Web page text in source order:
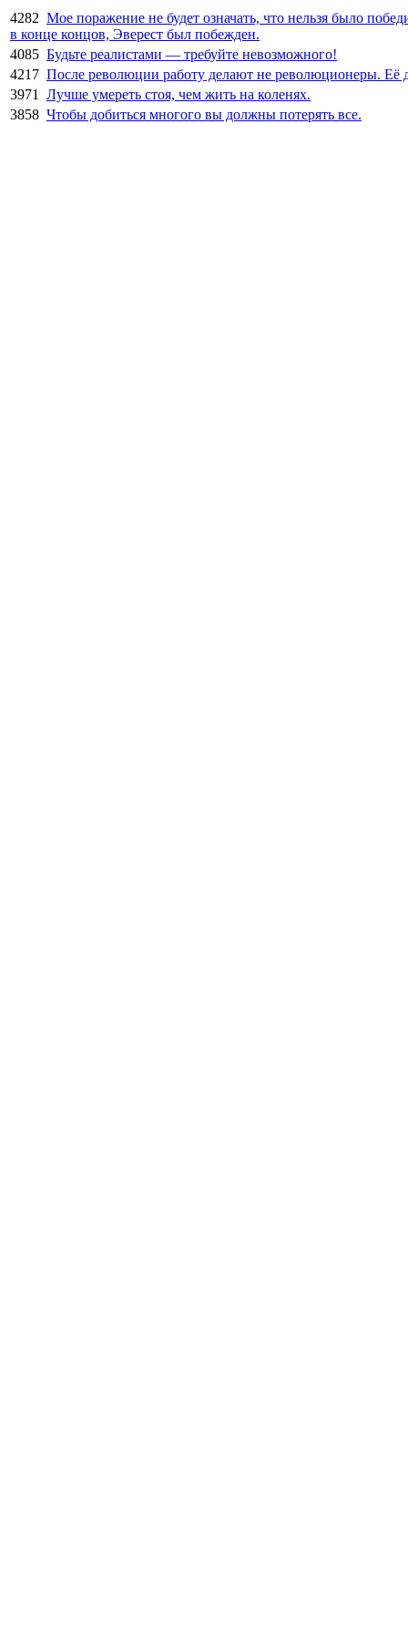
4282 Мое поражение не будет означать, что нельзя было
в конце концов, Эверест был побежден.
4085 Будьте реалистами — требуйте невозможного!
4217 После революции работу делают не революционеры.
3971
Лучше умереть стоя, чем жить на коленях.
3858 Чтобы добиться многого вы должны потерять все.